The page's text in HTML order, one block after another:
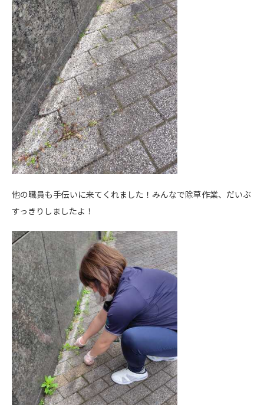
他の職員も手伝いに来てくれました！みんなで除草作業、だいぶ
すっきりしましたよ！